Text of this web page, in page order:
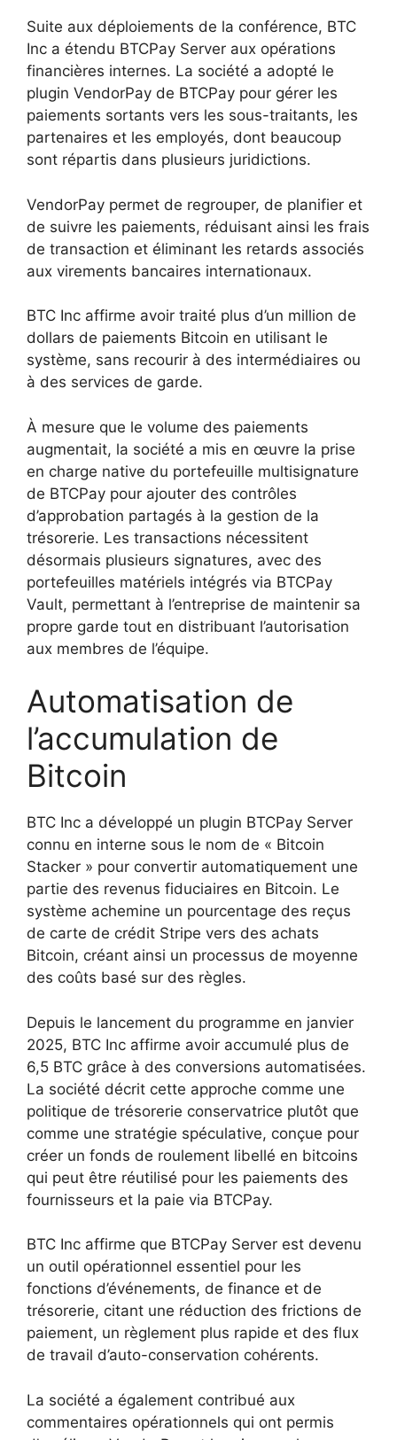
Suite aux déploiements de la conférence, BTC
Inc a étendu BTCPay Server aux opérations
financières internes. La société a adopté le
plugin VendorPay de BTCPay pour gérer les
paiements sortants vers les sous-traitants, les
partenaires et les employés, dont beaucoup
sont répartis dans plusieurs juridictions.
VendorPay permet de regrouper, de planifier et
de suivre les paiements, réduisant ainsi les frais
de transaction et éliminant les retards associés
aux virements bancaires internationaux.
BTC Inc affirme avoir traité plus d’un million de
dollars de paiements Bitcoin en utilisant le
système, sans recourir à des intermédiaires ou
à des services de garde.
À mesure que le volume des paiements
augmentait, la société a mis en œuvre la prise
en charge native du portefeuille multisignature
de BTCPay pour ajouter des contrôles
d’approbation partagés à la gestion de la
trésorerie. Les transactions nécessitent
désormais plusieurs signatures, avec des
portefeuilles matériels intégrés via BTCPay
Vault, permettant à l’entreprise de maintenir sa
propre garde tout en distribuant l’autorisation
aux membres de l’équipe.
Automatisation de
l’accumulation de
Bitcoin
BTC Inc a développé un plugin BTCPay Server
connu en interne sous le nom de « Bitcoin
Stacker » pour convertir automatiquement une
partie des revenus fiduciaires en Bitcoin. Le
système achemine un pourcentage des reçus
de carte de crédit Stripe vers des achats
Bitcoin, créant ainsi un processus de moyenne
des coûts basé sur des règles.
Depuis le lancement du programme en janvier
2025, BTC Inc affirme avoir accumulé plus de
6,5 BTC grâce à des conversions automatisées.
La société décrit cette approche comme une
politique de trésorerie conservatrice plutôt que
comme une stratégie spéculative, conçue pour
créer un fonds de roulement libellé en bitcoins
qui peut être réutilisé pour les paiements des
fournisseurs et la paie via BTCPay.
BTC Inc affirme que BTCPay Server est devenu
un outil opérationnel essentiel pour les
fonctions d’événements, de finance et de
trésorerie, citant une réduction des frictions de
paiement, un règlement plus rapide et des flux
de travail d’auto-conservation cohérents.
La société a également contribué aux
commentaires opérationnels qui ont permis